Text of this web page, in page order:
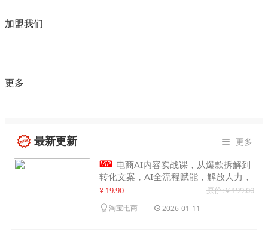
加盟我们
更多
最新更新  更多
 电商AI内容实战课，从爆款拆解到
转化文案，AI全流程赋能，解放人力，
单月节省内容成本数万元
¥ 19.90 原价: ¥ 199.00
淘宝电商 2026-01-11